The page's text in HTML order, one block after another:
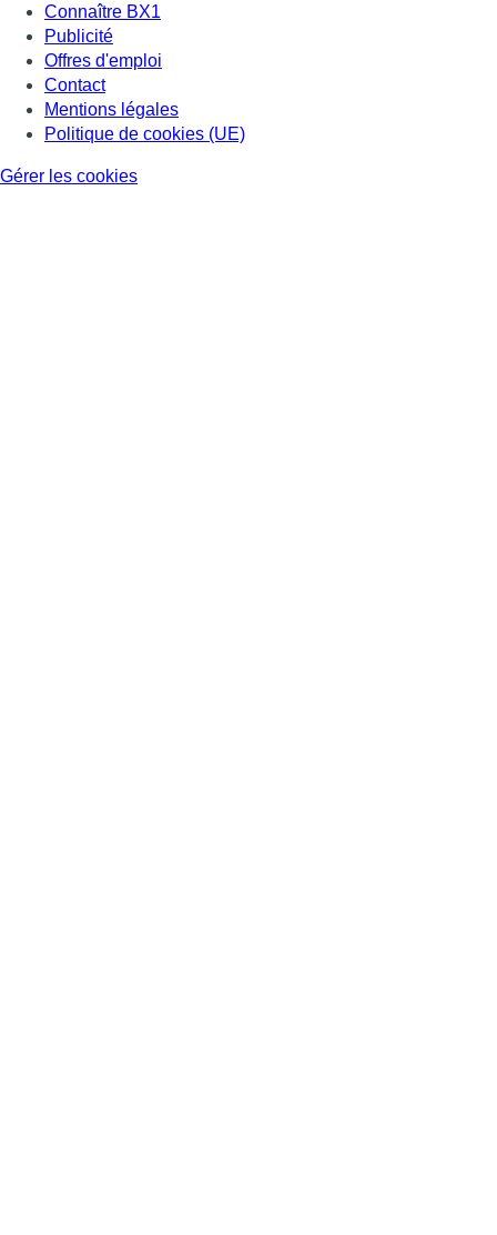
Connaître BX1
Publicité
Offres d'emploi
Contact
Mentions légales
Politique de cookies (UE)
Gérer les cookies